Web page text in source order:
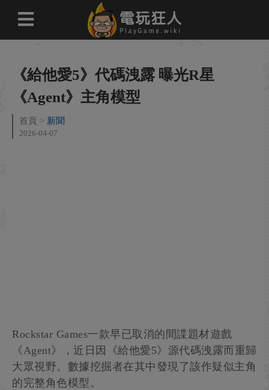
《給他愛5》代碼洩露 曝光R星
《Agent》主角模型
首頁 新聞
2026-04-07
Rockstar Games一款早已取消的間諜題材遊戲
《Agent》，近日因《給他愛5》源代碼洩露而重歸
大眾視野。數據挖掘者在其中發現了該作疑似主角
的完整角色模型。